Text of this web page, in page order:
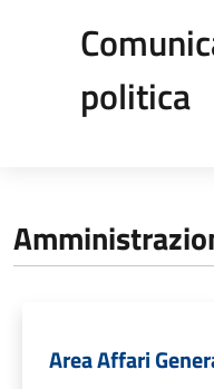
politica
Area Affari